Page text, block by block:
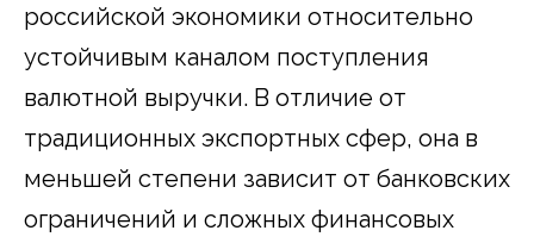
российской экономики относительно
устойчивым каналом поступления
валютной выручки. В отличие от
традиционных экспортных сфер, она в
меньшей степени зависит от банковских
ограничений и сложных финансовых